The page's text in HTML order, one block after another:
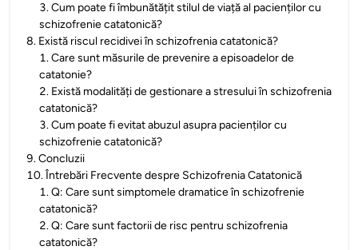
3.Cum poate fi îmbunătățit stilul de viață al pacienților cu
schizofrenie catatonică?
8. Există riscul recidivei în schizofrenia catatonică?
1.Care sunt măsurile de prevenire a episoadelor de
catatonie?
2. Există modalități de gestionare a stresului în schizofrenia
catatonică?
3.Cum poate fi evitat abuzul asupra pacienților cu
schizofrenie catatonică?
9.Concluzii
10.Întrebări Frecvente despre Schizofrenia Catatonică
1.Q: Care sunt simptomele dramatice în schizofrenie
catatonică?
2.Q: Care sunt factorii de risc pentru schizofrenia
catatonică?